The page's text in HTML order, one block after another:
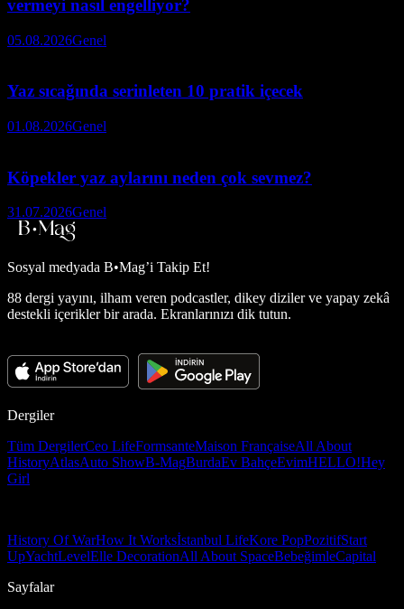
vermeyi nasıl engelliyor?
05.08.2026Genel
Yaz sıcağında serinleten 10 pratik içecek
01.08.2026Genel
Köpekler yaz aylarını neden çok sevmez?
31.07.2026Genel
Sosyal medyada B•Mag’i Takip Et!
88 dergi yayını, ilham veren podcastler, dikey diziler ve yapay zekâ
destekli içerikler bir arada. Ekranlarınızı dik tutun.
Dergiler
Tüm DergilerCeo LifeFormsanteMaison FrançaiseAll About
HistoryAtlasAuto ShowB-MagBurdaEv BahçeEvimHELLO!Hey
Girl
History Of WarHow It Worksİstanbul LifeKore PopPozitifStart
UpYachtLevelElle DecorationAll About SpaceBebeğimleCapital
Sayfalar